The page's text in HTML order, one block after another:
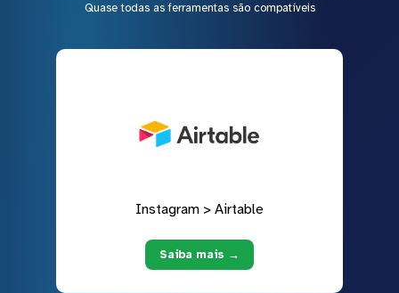
Quase todas as ferramentas são compatíveis
Instagram > Airtable
Saiba mais →